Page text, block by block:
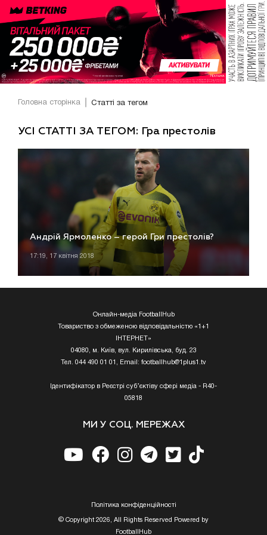
Головна сторінка Статті за тегом
УСІ СТАТТІ ЗА ТЕГОМ: Гра престолів
Андрій Ярмоленко – герой Гри престолів?
17:19, 17 квітня 2018
Онлайн-медіа FootballHub
Товариство з обмеженою відповідальністю «1+1
ІНТЕРНЕТ»
04080, м. Київ, вул. Кирилівська, буд. 23
Тел. 044 490 01 01, Email: footballhub@1plus1.tv
Ідентифікатор в Реєстрі суб’єктіву сфері медіа - R40-
05818
МИ У СОЦ. МЕРЕЖАХ
Полiтика конфiденцiйностi
© Copyright 2026, All Rights Reserved Powered by
FootballHub